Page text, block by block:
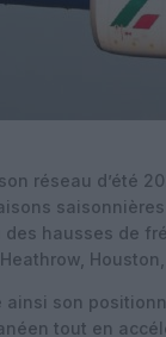
réseau d’été
des hausses de
son
tout en